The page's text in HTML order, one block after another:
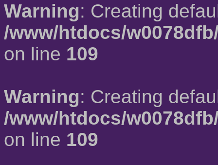
Warning: Creating
/www/htdocs/
on line 109
Warning: Creating
/www/htdocs/
on line 109